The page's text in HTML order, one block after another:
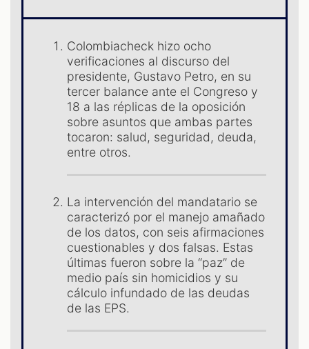
Colombiacheck hizo ocho
verificaciones al discurso del
presidente, Gustavo Petro, en su
tercer balance ante el Congreso y
18 a las réplicas de la oposición
sobre asuntos que ambas partes
tocaron: salud, seguridad, deuda,
entre otros.
La intervención del mandatario se
caracterizó por el manejo amañado
de los datos, con seis afirmaciones
cuestionables y dos falsas. Estas
últimas fueron sobre la “paz” de
medio país sin homicidios y su
cálculo infundado de las deudas
de las EPS.